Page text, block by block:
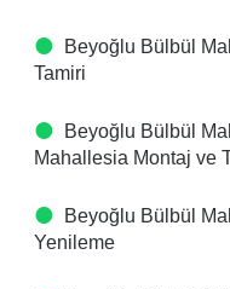
Beyoğlu Bülbül
Tamiri
Beyoğlu Bülbül
Mahallesia Montaj ve
Beyoğlu Bülbül
Yenileme